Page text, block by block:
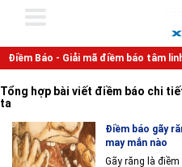
Điềm Báo - Giải mã điềm báo tâm
Tổng hợp bài viết điềm báo chi
ta
Điềm báo gãy
may mắn nào
Gãy răng là